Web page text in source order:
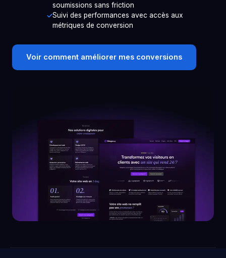
soumissions sans friction
Suivi des performances avec accès aux
métriques de conversion
Voir comment améliorer mes conversions